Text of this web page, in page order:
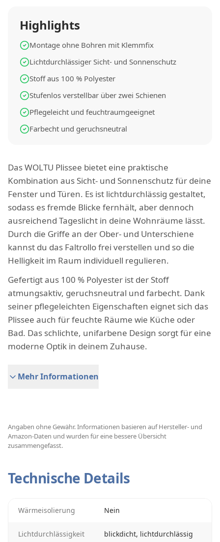
Highlights
Montage ohne Bohren mit Klemmfix
Lichtdurchlässiger Sicht- und Sonnenschutz
Stoff aus 100 % Polyester
Stufenlos verstellbar über zwei Schienen
Pflegeleicht und feuchtraumgeeignet
Farbecht und geruchsneutral
Das WOLTU Plissee bietet eine praktische
Kombination aus Sicht- und Sonnenschutz für deine
Fenster und Türen. Es ist lichtdurchlässig gestaltet,
sodass es fremde Blicke fernhält, aber dennoch
ausreichend Tageslicht in deine Wohnräume lässt.
Durch die Griffe an der Ober- und Unterschiene
kannst du das Faltrollo frei verstellen und so die
Helligkeit im Raum individuell regulieren.
Gefertigt aus 100 % Polyester ist der Stoff
atmungsaktiv, geruchsneutral und farbecht. Dank
seiner pflegeleichten Eigenschaften eignet sich das
Plissee auch für feuchte Räume wie Küche oder
Bad. Das schlichte, unifarbene Design sorgt für eine
moderne Optik in deinem Zuhause.
Mehr Informationen
Angaben ohne Gewähr. Informationen basieren auf Hersteller- und
Amazon-Daten und wurden für eine bessere Übersicht
zusammengefasst.
Technische Details
Wärmeisolierung Nein
Lichtdurchlässigkeit blickdicht, lichtdurchlässig